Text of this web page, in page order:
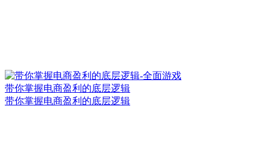
带你掌握电商盈利的底层逻辑
带你掌握电商盈利的底层逻辑